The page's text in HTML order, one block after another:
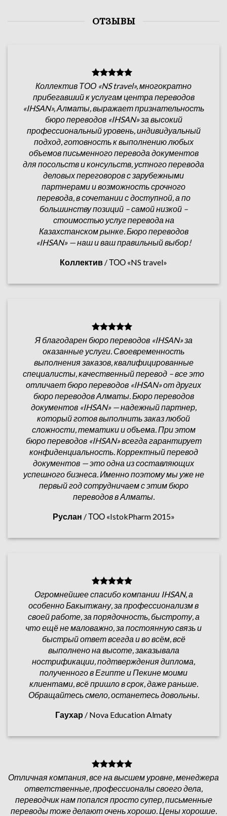
ОТЗЫВЫ
Коллектив ТОО «NS travel», многократно
прибегавший к услугам центра переводов
«IHSAN», Алматы, выражает признательность
бюро переводов «IHSAN» за высокий
профессиональный уровень, индивидуальный
подход, готовность к выполнению любых
объемов письменного перевода документов
для посольств и консульств, устного перевода
деловых переговоров с зарубежными
партнерами и возможность срочного
перевода, в сочетании с доступной, а по
большинству позиций – самой низкой –
стоимостью услуг перевода на
Казахстанском рынке. Бюро переводов
«IHSAN» — наш и ваш правильный выбор!
Коллектив /ТОО «NS travel»
Я благодарен бюро переводов «IHSAN» за
оказанные услуги. Своевременность
выполнения заказов, квалифицированные
специалисты, качественный перевод – все это
отличает бюро переводов «IHSAN» от других
бюро переводов Алматы. Бюро переводов
документов «IHSAN» — надежный партнер,
который готов выполнить заказ любой
сложности, тематики и объема. При этом
бюро переводов «IHSAN» всегда гарантирует
конфиденциальность. Корректный перевод
документов — это одна из составляющих
успешного бизнеса. Именно поэтому мы уже не
первый год сотрудничаем с этим бюро
переводов в Алматы.
Руслан /ТОО «IstokPharm 2015»
Огромнейшее спасибо компании IHSAN, а
особенно Бакытжану, за профессионализм в
своей работе, за порядочность, быстроту, а
что ещё не маловажно, за постоянную связь и
быстрый ответ всегда и во всём, всё
выполнено на высоте, заказывала
нострификации, подтверждения диплома,
полученного в Египте и Пекине моими
клиентами, всё пришло в срок, даже раньше.
Обращайтесь смело, останетесь довольны.
Гаухар / Nova Education Almaty
Отличная компания, все на высшем уровне, менеджера
ответственные, профессионалы своего дела,
переводчик нам попался просто супер, письменные
переводы тоже делают очень хорошо. Цены хорошие.